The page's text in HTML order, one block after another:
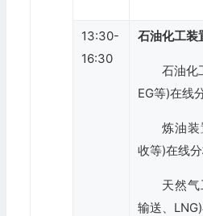
13:30-
16:30
石油化工装
石油化
EG等)在线
炼油
收等)在线
天然
输送、